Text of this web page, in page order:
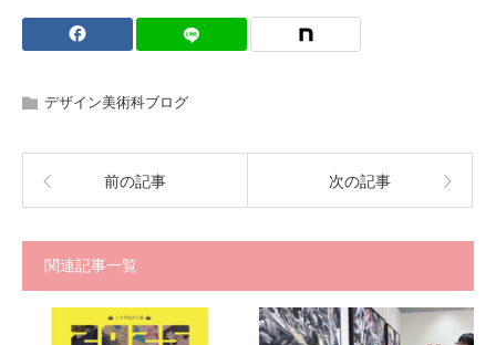
デザイン美術科ブログ
前の記事 次の記事
関連記事一覧